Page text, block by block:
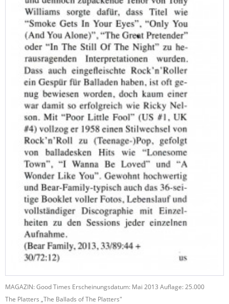
MAGAZIN: Good Times Erscheinungsdatum: Mai 2013 Auflage: 25.000
The Platters „The Ballads of The Platters"